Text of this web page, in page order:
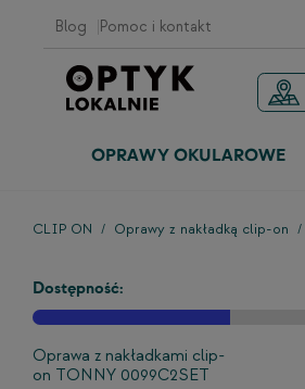
Blog Pomoc i kontakt
OPRAWY OKULAROWE
CLIP ON Oprawy z nakładką clip-on
Dostępność:
Oprawa z nakładkami clip-
on TONNY 0099C2SET